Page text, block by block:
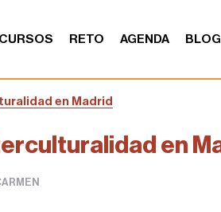
RETO AGENDA BLOG
en Madrid
en